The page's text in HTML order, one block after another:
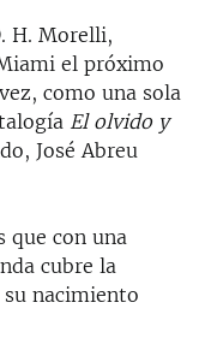
LATINA
H. Morelli,
el próximo
como una sola
El olvido y
José Abreu
que con una
cubre la
nacimiento